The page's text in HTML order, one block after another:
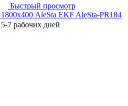
Быстрый просмотр
AleSta EKF AleSta-PR184
7 рабочих дней